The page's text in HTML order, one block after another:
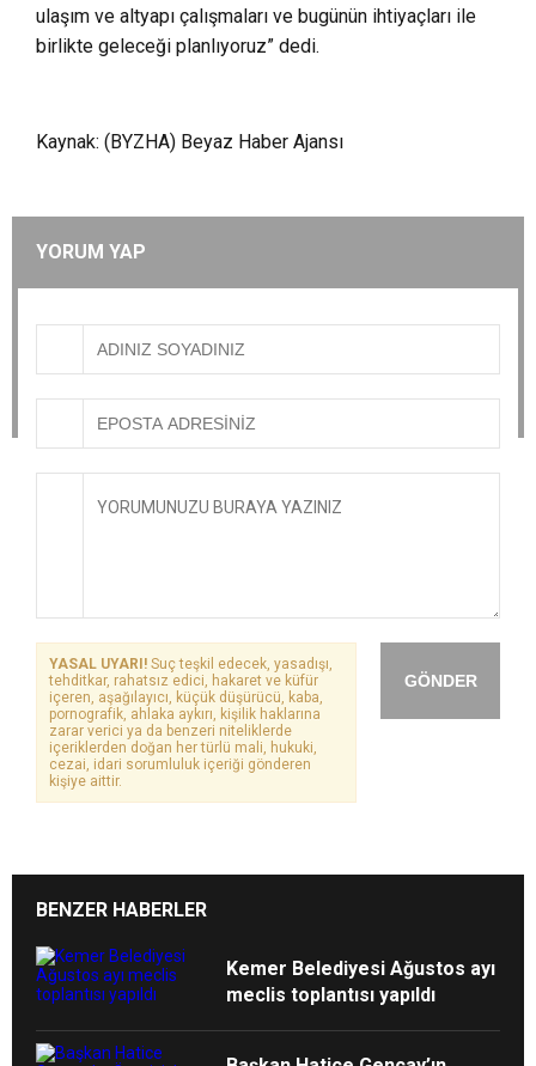
ulaşım ve altyapı çalışmaları ve bugünün ihtiyaçları ile
birlikte geleceği planlıyoruz” dedi.
Kaynak: (BYZHA) Beyaz Haber Ajansı
YORUM YAP
GÖNDER
YASAL UYARI! Suç teşkil edecek, yasadışı,
tehditkar, rahatsız edici, hakaret ve küfür
içeren, aşağılayıcı, küçük düşürücü, kaba,
pornografik, ahlaka aykırı, kişilik haklarına
zarar verici ya da benzeri niteliklerde
içeriklerden doğan her türlü mali, hukuki,
cezai, idari sorumluluk içeriği gönderen
kişiye aittir.
BENZER HABERLER
Kemer Belediyesi Ağustos ayı
meclis toplantısı yapıldı